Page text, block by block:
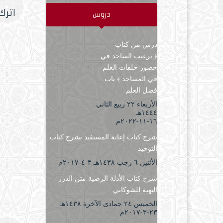
دروس
درس من كتاب
﴿ ترغيب الساجد في
حضور حلقات العلم
في المساجد ﴾ باب:
فضل العلم
الأربعاء ۲۲ ربيع الثاني
۱٤٤٤هـ
۱٦-۱۱-۲۰۲۲م
شرح كتاب إعانة المستفيد بشرح كتاب
التوحيد
الأثنين ٦ رجب ۱٤۳۸هـ ۳-٤-۲۰۱۷م
شرح كتاب الأدلة الرضية متن الدرر
البهية للشوكاني
الخميس ۲٤ جمادى الآخرة ۱٤۳۸هـ
۲۳-۳-۲۰۱۷م